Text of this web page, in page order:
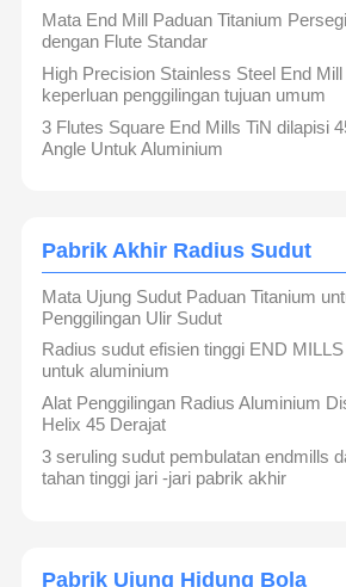
Mata End Mill Paduan Titanium
dengan Flute Standar
High Precision Stainless Steel End
keperluan penggilingan tujuan umum
3 Flutes Square End Mills TiN dilapisi
Angle Untuk Aluminium
Pabrik Akhir Radius Sudut
Mata Ujung Sudut Paduan Titanium
Penggilingan Ulir Sudut
Radius sudut efisien tinggi END
untuk aluminium
Alat Penggilingan Radius Aluminium
Helix 45 Derajat
3 seruling sudut pembulatan endmills
tahan tinggi jari -jari pabrik akhir
Pabrik Ujung Hidung Bola
Ningbo Lianchuang Hewu Precision Tools
pengembangan desain dan dukungan